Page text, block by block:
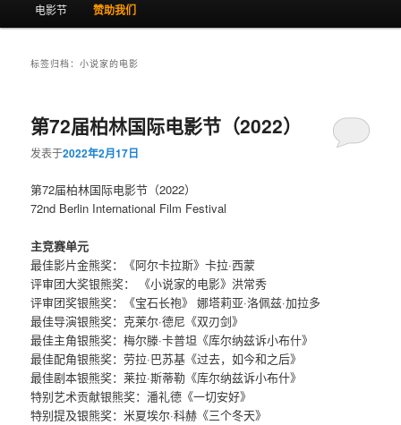
电影节 赞助我们
标签归档：小说家的电影
第72届柏林国际电影节（2022）
发表于2022年2月17日
第72届柏林国际电影节（2022）
72nd Berlin International Film Festival
主竞赛单元
最佳影片金熊奖：《阿尔卡拉斯》卡拉·西蒙
评审团大奖银熊奖： 《小说家的电影》洪常秀
评审团奖银熊奖：《宝石长袍》 娜塔莉亚·洛佩兹·加拉多
最佳导演银熊奖：克莱尔·德尼《双刃剑》
最佳主角银熊奖：梅尔滕·卡普坦《库尔纳兹诉小布什》
最佳配角银熊奖：劳拉·巴苏基《过去，如今和之后》
最佳剧本银熊奖：莱拉·斯蒂勒《库尔纳兹诉小布什》
特别艺术贡献银熊奖：潘礼德《一切安好》
特别提及银熊奖：米夏埃尔·科赫《三个冬天》